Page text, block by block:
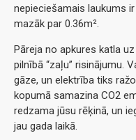
nepieciešamais laukums
mazāk par 0.36m².
Pāreja no apkures katla
pilnībā “zaļu” risinājumu.
gāze, un elektrība tiks
kopumā samazina CO2
redzama jūsu rēķinā, un
jau gada laikā.